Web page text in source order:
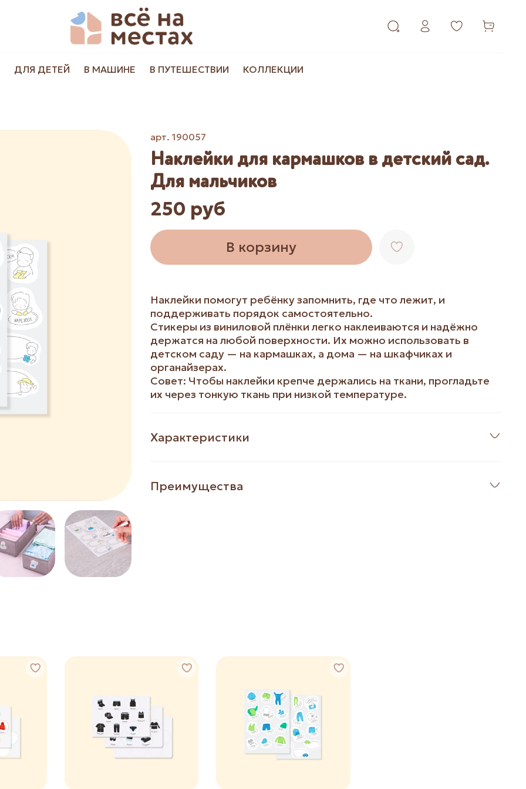
ДЛЯ ДЕТЕЙ В МАШИНЕ В ПУТЕШЕСТВИИ КОЛЛЕКЦИИ
арт.190057
Наклейки для кармашков в детский сад.
Для мальчиков
250 руб
В корзину
Наклейки помогут ребёнку запомнить, где что лежит, и
поддерживать порядок самостоятельно.
Стикеры из виниловой плёнки легко наклеиваются и надёжно
держатся на любой поверхности. Их можно использовать в
детском саду — на кармашках, а дома — на шкафчиках и
органайзерах.
Совет: Чтобы наклейки крепче держались на ткани, прогладьте
их через тонкую ткань при низкой температуре.
Характеристики
Преимущества